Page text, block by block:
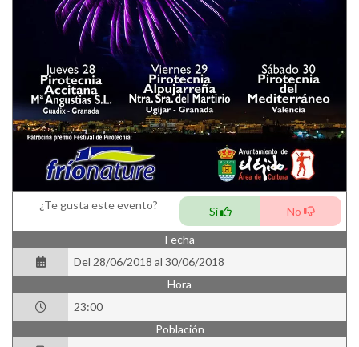
¿Te gusta este evento? Si No
Fecha
Del 28/06/2018 al 30/06/2018
Hora
23:00
Población